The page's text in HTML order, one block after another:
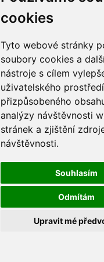
cookies
Tyto webové stránky
soubory cookies a
nástroje s cílem
uživatelského
přizpůsobeného
analýzy návštěvnosti
stránek a zjištění
návštěvnosti.
Souhlasím
Odmítám
Upravit mé